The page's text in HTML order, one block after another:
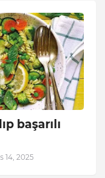
başarılı
14, 2025